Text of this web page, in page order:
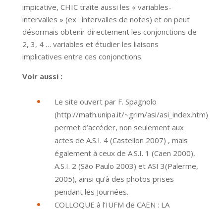
impicative, CHIC traite aussi les « variables-
intervalles » (ex . intervalles de notes) et on peut
désormais obtenir directement les conjonctions de
2, 3, 4 … variables et étudier les liaisons
implicatives entre ces conjonctions.
Voir aussi :
Le site ouvert par F. Spagnolo
(http://math.unipa.it/~grim/asi/asi_index.htm)
permet d’accéder, non seulement aux
actes de A.S.I. 4 (Castellon 2007) , mais
également à ceux de A.S.I. 1 (Caen 2000),
A.S.I. 2 (São Paulo 2003) et ASI 3(Palerme,
2005), ainsi qu’à des photos prises
pendant les Journées.
COLLOQUE à l’IUFM de CAEN : LA